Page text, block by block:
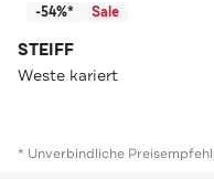
-54%* Sale
STEIFF
Weste kariert
* Unverbindliche